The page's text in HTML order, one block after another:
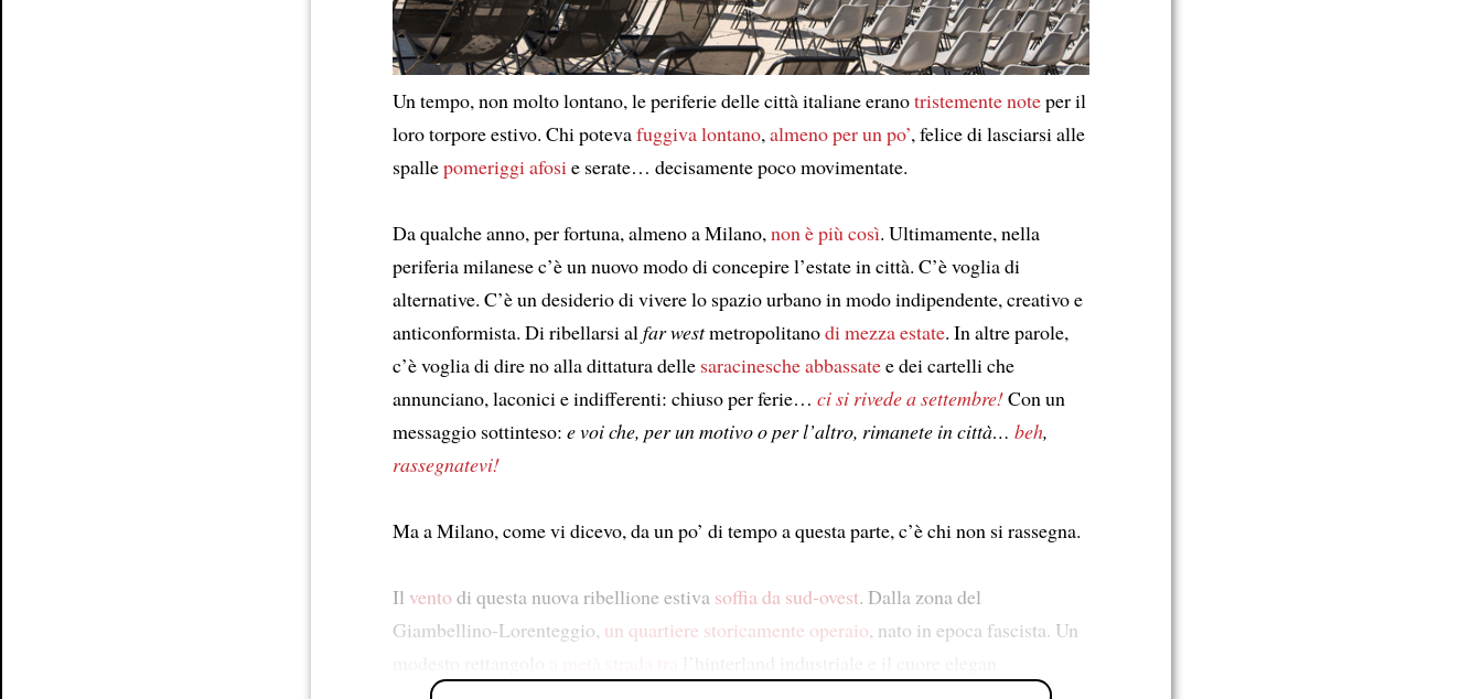
Un tempo, non molto lontano, le periferie delle città italiane eranotristemente noteper il
loro torpore estivo. Chi potevafuggiva lontano, almeno per un po’, felice di lasciarsi alle
spallepomeriggi afosi e serate… decisamente poco movimentate.
Da qualche anno, per fortuna, almeno a Milano, non è più così. Ultimamente, nella
periferia milanese c’è un nuovo modo di concepire l’estate in città. C’è voglia di
alternative. C’è un desiderio di vivere lo spazio urbano in modo indipendente, creativo e
anticonformista. Di ribellarsi al far westmetropolitanodi mezza estate. In altre parole,
c’è voglia di dire no alla dittatura delle saracinesche abbassatee dei cartelli che
annunciano, laconici e indifferenti: chiuso per ferie… ci si rivede a settembre!Con un
messaggio sottinteso: e voi che, per un motivo o per l’altro, rimanete in città… beh,
rassegnatevi!
Ma a Milano, come vi dicevo, da un po’ di tempo a questa parte, c’è chi non si rassegna.
Il vento di questa nuova ribellione estiva soffia da sud-ovest. Dalla zona del
Giambellino-Lorenteggio, un quartiere storicamente operaio, nato in epoca fascista. Un